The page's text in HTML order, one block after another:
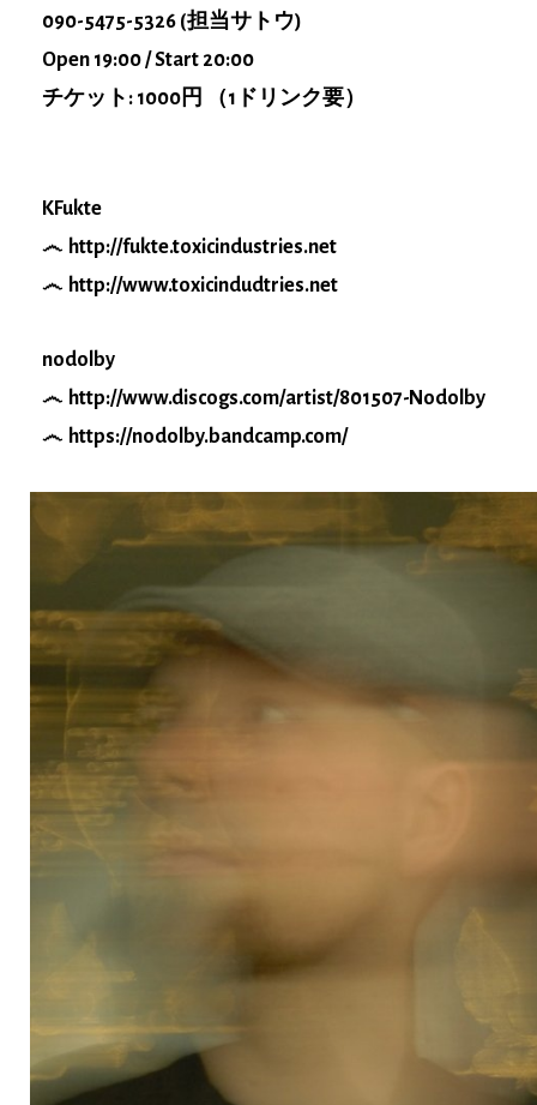
090-5475-5326 (担当サトウ)
Open 19:00 / Start 20:00
チケット: 1000円 （1ドリンク要）
KFukte
http://fukte.toxicindustries.net
http://www.toxicindudtries.net
nodolby
http://www.discogs.com/artist/801507-Nodolby
https://nodolby.bandcamp.com/